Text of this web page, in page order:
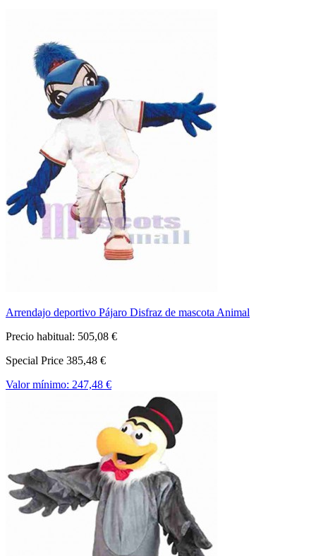
Arrendajo deportivo Pájaro Disfraz de mascota Animal
Precio habitual: 505,08 €
Special Price 385,48 €
Valor mínimo: 247,48 €